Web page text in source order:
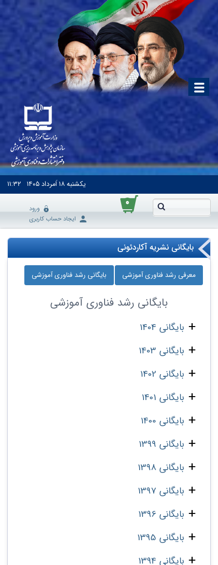
یکشنبه۱۸ اَمرداد ۱۴۰۵ ۱۱:۳۲
۰
ورود
ایجاد حساب کاربری
بایگانی نشریه آکاردئونی
معرفی رشد فناوری آموزشی بایگانی رشد فناوری آموزشی
بایگانی رشد فناوری آموزشی
بایگانی 1404
بایگانی 1403
بایگانی 1402
بایگانی 1401
بایگانی 1400
بایگانی 1399
بایگانی 1398
بایگانی 1397
بایگانی 1396
بایگانی 1395
بایگانی 1394